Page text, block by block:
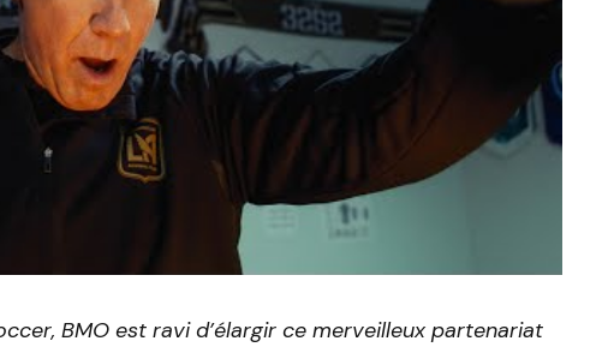
BMO est ravi d’élargir ce merveilleux partenariat